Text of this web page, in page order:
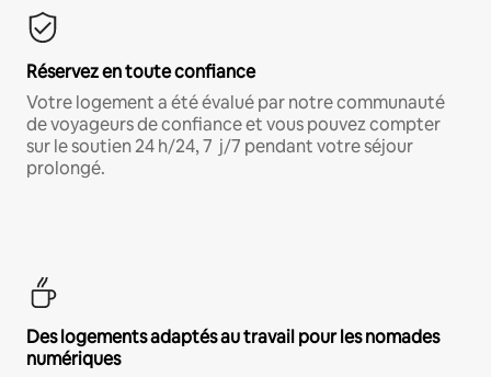
Réservez en toute confiance
Votre logement a été évalué par notre communauté
de voyageurs de confiance et vous pouvez compter
sur le soutien 24 h/24, 7 j/7 pendant votre séjour
prolongé.
Des logements adaptés au travail pour les nomades
numériques